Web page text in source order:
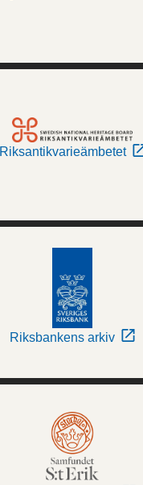
Riksantikvarieämbetet
Riksbankens arkiv